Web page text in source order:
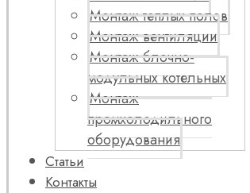
Монтаж теплых полов
Монтаж вентиляции
Монтаж блочно-
модульных котельных
Монтаж
промхолодильного
оборудования
Статьи
Контакты